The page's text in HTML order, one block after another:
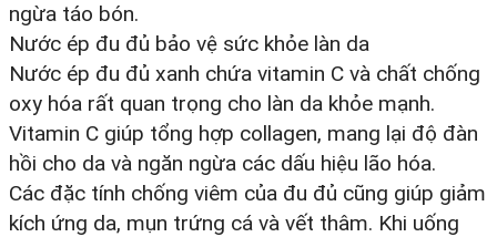
ngừa táo bón.
Nước ép đu đủ bảo vệ sức khỏe làn da
Nước ép đu đủ xanh chứa vitamin C và chất chống
oxy hóa rất quan trọng cho làn da khỏe mạnh.
Vitamin C giúp tổng hợp collagen, mang lại độ đàn
hồi cho da và ngăn ngừa các dấu hiệu lão hóa.
Các đặc tính chống viêm của đu đủ cũng giúp giảm
kích ứng da, mụn trứng cá và vết thâm. Khi uống